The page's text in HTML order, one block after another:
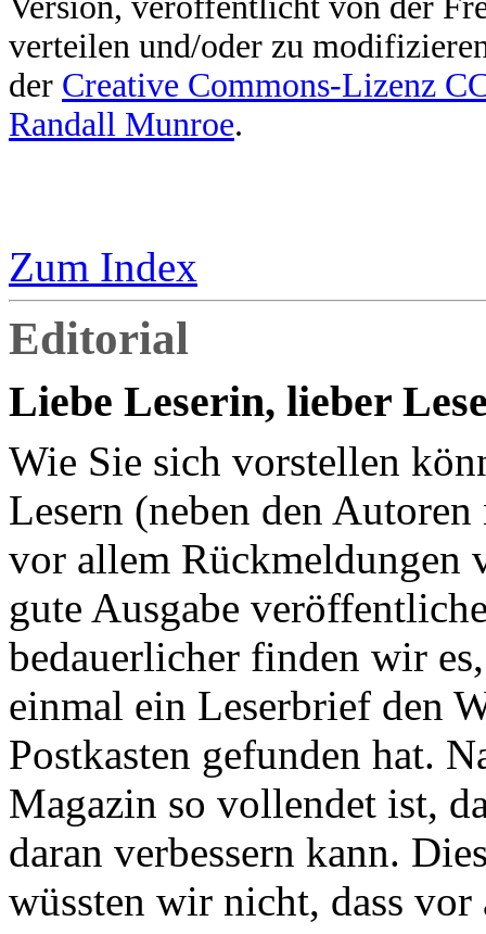
verteilen und/oder zu
der Creative Commons-Lizenz
Randall Munroe.
Zum Index
Editorial
Liebe Leserin, lieber
Wie Sie sich vorstellen
Lesern (neben den
vor allem Rückmeldungen
gute Ausgabe
bedauerlicher finden wir
einmal ein Leserbrief den
Postkasten gefunden hat.
Magazin so vollendet ist,
daran verbessern kann.
wüssten wir nicht, dass